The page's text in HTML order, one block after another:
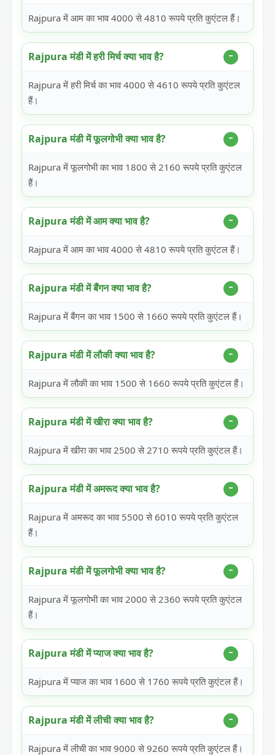
Rajpura में आम का भाव 4000 से 4810 रूपये प्रति कुएंटल हैं।
Rajpura मंडी में हरी मिर्च क्या भाव है?
Rajpura में हरी मिर्च का भाव 4000 से 4610 रूपये प्रति कुएंटल
हैं।
Rajpura मंडी में फूलगोभी क्या भाव है?
Rajpura में फूलगोभी का भाव 1800 से 2160 रूपये प्रति कुएंटल
हैं।
Rajpura मंडी में आम क्या भाव है?
Rajpura में आम का भाव 4000 से 4810 रूपये प्रति कुएंटल हैं।
Rajpura मंडी में बैंगन क्या भाव है?
Rajpura में बैंगन का भाव 1500 से 1660 रूपये प्रति कुएंटल हैं।
Rajpura मंडी में लौकी क्या भाव है?
Rajpura में लौकी का भाव 1500 से 1660 रूपये प्रति कुएंटल हैं।
Rajpura मंडी में खीरा क्या भाव है?
Rajpura में खीरा का भाव 2500 से 2710 रूपये प्रति कुएंटल हैं।
Rajpura मंडी में अमरूद क्या भाव है?
Rajpura में अमरूद का भाव 5500 से 6010 रूपये प्रति कुएंटल
हैं।
Rajpura मंडी में फूलगोभी क्या भाव है?
Rajpura में फूलगोभी का भाव 2000 से 2360 रूपये प्रति कुएंटल
हैं।
Rajpura मंडी में प्याज क्या भाव है?
Rajpura में प्याज का भाव 1600 से 1760 रूपये प्रति कुएंटल हैं।
Rajpura मंडी में लीची क्या भाव है?
Rajpura में लीची का भाव 9000 से 9260 रूपये प्रति कुएंटल हैं।